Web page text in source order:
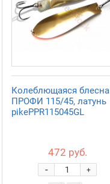
Колеблющаяся блесна
ПРОФИ 115/45, латунь
pikePPR115045GL
472 руб.
+
-